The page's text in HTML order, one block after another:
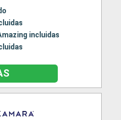
incluidas